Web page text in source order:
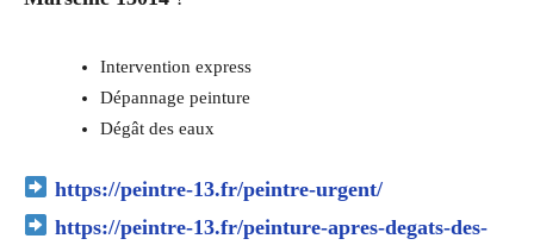
Intervention express
Dépannage peinture
Dégât des eaux
https://peintre-13.fr/peintre-urgent/
https://peintre-13.fr/peinture-apres-degats-des-